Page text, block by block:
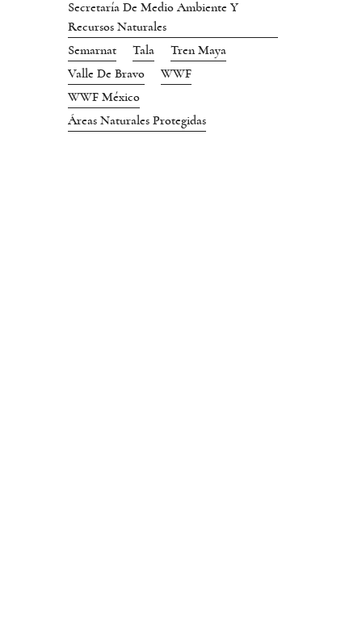
Secretaría De Medio Ambiente Y
Recursos Naturales
Semarnat
Tala
Tren Maya
Valle De Bravo
WWF
WWF México
Áreas Naturales Protegidas